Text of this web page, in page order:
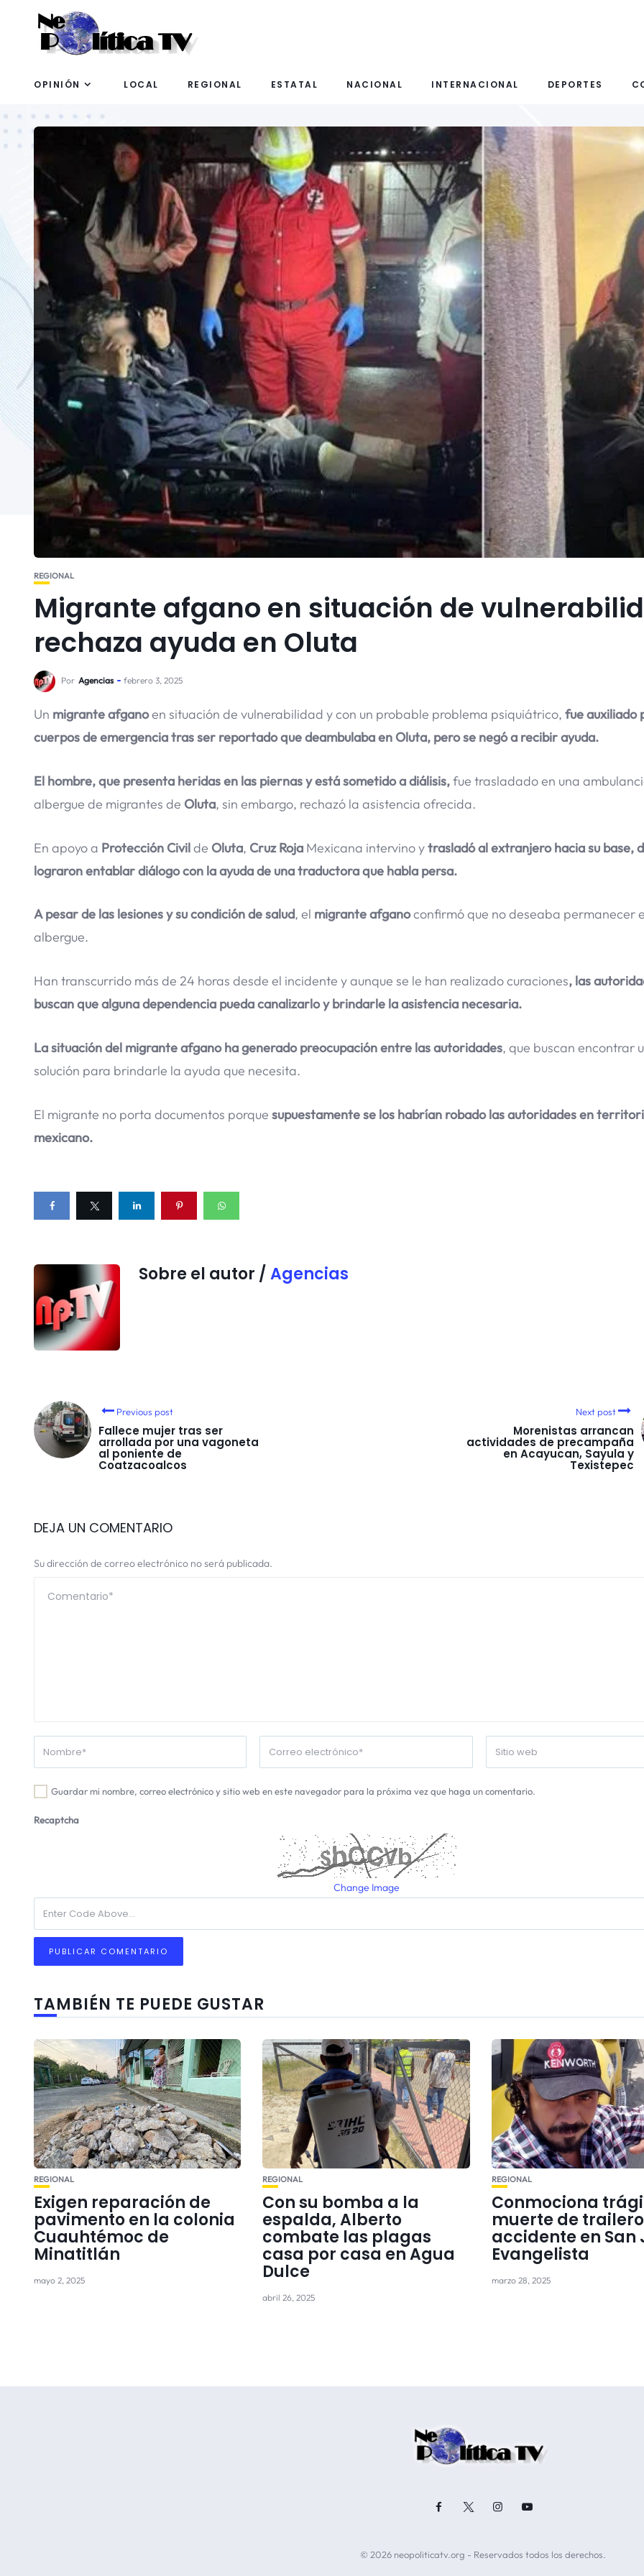
OPINIÓN LOCAL REGIONAL ESTATAL NACIONAL INTERNACIONAL DEPORTES
REGIONAL
Migrante afgano en situación de
rechaza ayuda en Oluta
Por Agencias febrero 3, 2025
Un migrante afganoen situación de vulnerabilidad y con un probable problema psiquiátrico, fue auxiliado
cuerpos de emergencia tras ser reportado que deambulaba en Oluta, pero se negó a recibir ayuda.
El hombre, que presenta heridas en las piernas y está sometido a diálisis,fue trasladado en una
albergue de migrantes de Oluta, sin embargo, rechazó la asistencia ofrecida.
En apoyo a Protección Civilde Oluta, Cruz Roja Mexicana intervino ytrasladó al extranjero hacia su base,
lograron entablar diálogo con la ayuda de una traductora que habla persa.
A pesar de las lesiones y su condición de salud, el migrante afganoconfirmó que no deseaba permanecer
albergue.
Han transcurrido más de 24 horas desde el incidente y aunque se le han realizado curaciones, las
buscan que alguna dependencia pueda canalizarlo y brindarle la asistencia necesaria.
La situación del migrante afgano ha generado preocupación entre las autoridades, que buscan encontrar
solución para brindarle la ayuda que necesita.
El migrante no porta documentos porque supuestamente se los habrían robado las autoridades en
mexicano.
Sobre el autor / Agencias
Previous post
Fallece mujer tras ser
arrollada por una vagoneta
al poniente de
Coatzacoalcos
Next post
Morenistas arrancan
actividades de precampaña
en Acayucan, Sayula y
Texistepec
DEJA UN COMENTARIO
Su dirección de correo electrónico no será publicada.
Guardar mi nombre, correo electrónico y sitio web en este navegador para la próxima vez que haga un comentario.
Recaptcha
Change Image
TAMBIÉN TE PUEDE GUSTAR
REGIONAL
Exigen reparación de
pavimento en la colonia
Cuauhtémoc de
Minatitlán
mayo 2, 2025
REGIONAL
Con su bomba a la
espalda, Alberto
combate las plagas
casa por casa en Agua
Dulce
abril 26, 2025
REGIONAL
Conmociona
muerte de
accidente en San
Evangelista
marzo 28, 2025
© 2026 neopoliticatv.org - Reservados todos los derechos.